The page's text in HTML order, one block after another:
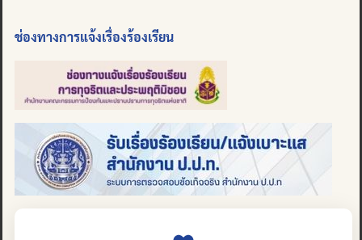
ช่องทางการแจ้งเรื่องร้องเรียน